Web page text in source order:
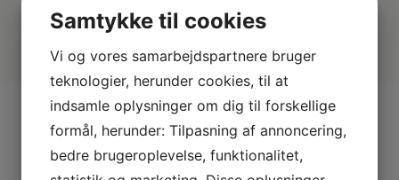
Mere fra Gram
Samtykke til cookies
Vi og vores samarbejdspartnere bruger
teknologier, herunder cookies, til at
indsamle oplysninger om dig til forskellige
formål, herunder: Tilpasning af annoncering,
bedre brugeroplevelse, funktionalitet,